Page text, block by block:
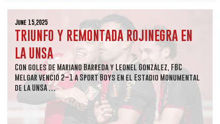
June 15,2025
TRIUNFO Y REMONTADA ROJINEGRA EN
LA UNSA
Con goles de Mariano Barreda y Leonel González, FBC
Melgar venció 2–1 a Sport Boys en el Estadio Monumental
de la UNSA …